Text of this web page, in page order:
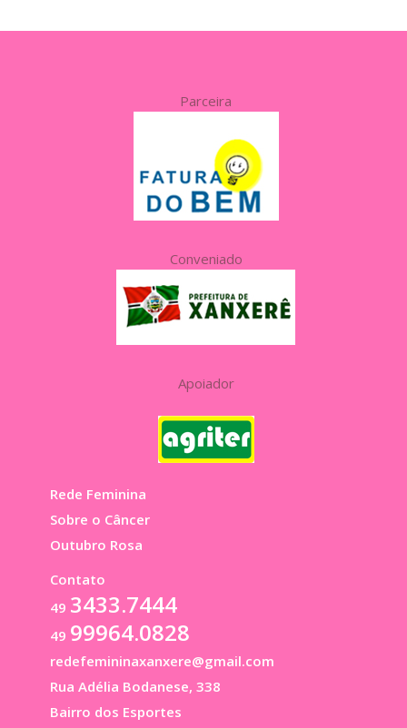
Parceira
Conveniado
Apoiador
Rede Feminina
Sobre o Câncer
Outubro Rosa
Contato
49 3433.7444
49 99964.0828
redefemininaxanxere@gmail.com
Rua Adélia Bodanese, 338
Bairro dos Esportes